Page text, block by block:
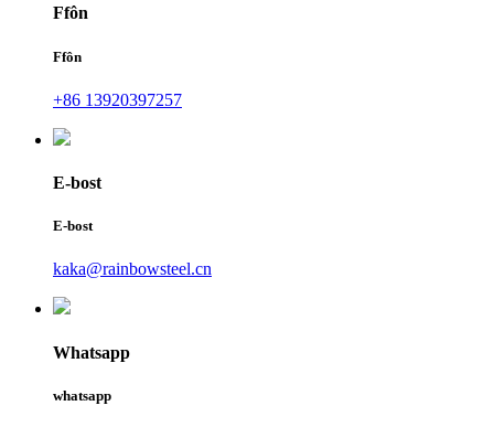
Ffôn
Ffôn
+86 13920397257
E-bost
E-bost
kaka@rainbowsteel.cn
Whatsapp
whatsapp